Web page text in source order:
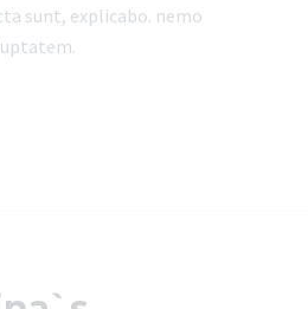
sunt, explicabo. nemo